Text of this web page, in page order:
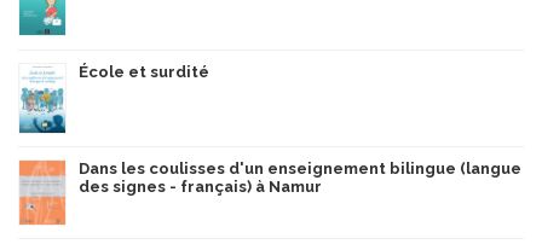
École et surdité
Dans les coulisses d'un enseignement bilingue (langue
des signes - français) à Namur